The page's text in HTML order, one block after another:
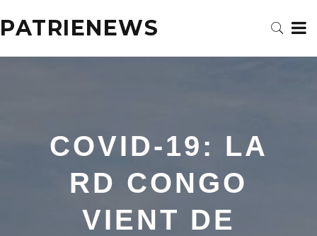
PATRIENEWS
COVID-19: LA
RD CONGO
VIENT DE